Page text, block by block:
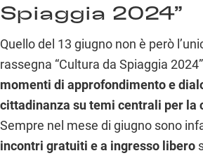
Spiaggia 2024”
Quello del 13 giugno non è però
rassegna “Cultura da Spiaggia
momenti di approfondimento e
cittadinanza su temi centrali per la
Sempre nel mese di giugno sono
incontri gratuiti e a ingresso libero